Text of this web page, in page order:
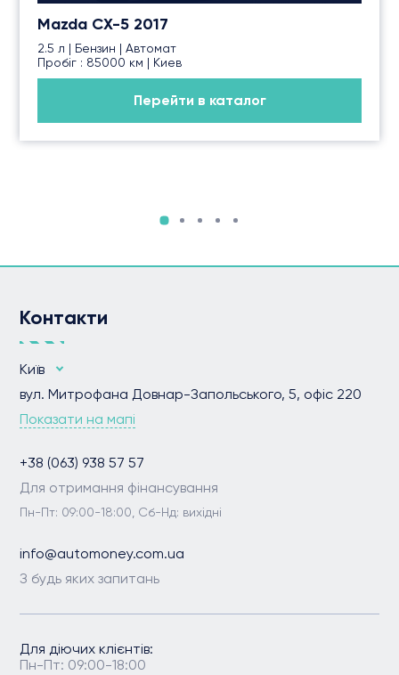
Mazda CX-5 2017
2.5 л | Бензин | Автомат
Пробіг : 85000 км | Киев
Перейти в каталог
Контакти
Київ
вул. Митрофана Довнар-Запольського, 5, офіс 220
Показати на мапі
+38 (063) 938 57 57
Для отримання фінансування
Пн-Пт: 09:00-18:00, Сб-Нд: вихідні
info@automoney.com.ua
З будь яких запитань
Для діючих клієнтів:
Пн-Пт: 09:00-18:00